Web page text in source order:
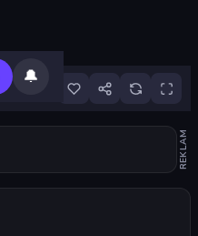
🔔
REKLAM